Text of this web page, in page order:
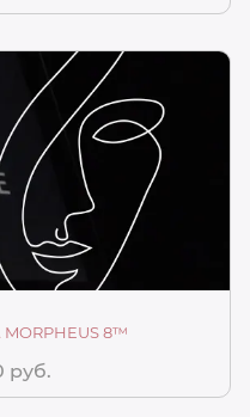
8™
руб.